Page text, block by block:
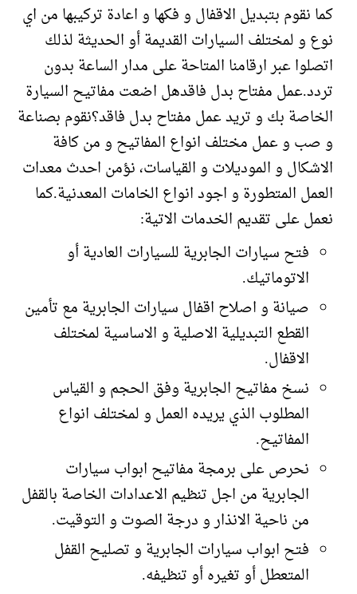
كما نقوم بتبديل الاقفال و فكها و اعادة تركيبها من اي
نوع و لمختلف السيارات القديمة أو الحديثة لذلك
اتصلوا عبر ارقامنا المتاحة على مدار الساعة بدون
تردد.عمل مفتاح بدل فاقدهل اضعت مفاتيح السيارة
الخاصة بك و تريد عمل مفتاح بدل فاقد؟نقوم بصناعة
و صب و عمل مختلف انواع المفاتيح و من كافة
الاشكال و الموديلات و القياسات، نؤمن احدث معدات
العمل المتطورة و اجود انواع الخامات المعدنية.كما
نعمل على تقديم الخدمات الاتية:
فتح سيارات الجابرية للسيارات العادية أو
الاتوماتيك.
صيانة و اصلاح اقفال سيارات الجابرية مع تأمين
القطع التبديلية الاصلية و الاساسية لمختلف
الاقفال.
نسخ مفاتيح الجابرية وفق الحجم و القياس
المطلوب الذي يريده العمل و لمختلف انواع
المفاتيح.
نحرص على برمجة مفاتيح ابواب سيارات
الجابرية من اجل تنظيم الاعدادات الخاصة بالقفل
من ناحية الانذار و درجة الصوت و التوقيت.
فتح ابواب سيارات الجابرية و تصليح القفل
المتعطل أو تغيره أو تنظيفه.